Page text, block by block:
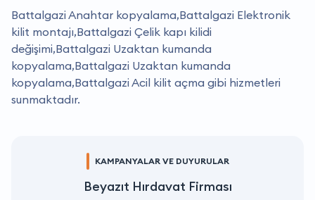
Battalgazi Anahtar kopyalama,Battalgazi Elektronik
kilit montajı,Battalgazi Çelik kapı kilidi
değişimi,Battalgazi Uzaktan kumanda
kopyalama,Battalgazi Uzaktan kumanda
kopyalama,Battalgazi Acil kilit açma gibi hizmetleri
sunmaktadır.
KAMPANYALAR VE DUYURULAR
Beyazıt Hırdavat Firması